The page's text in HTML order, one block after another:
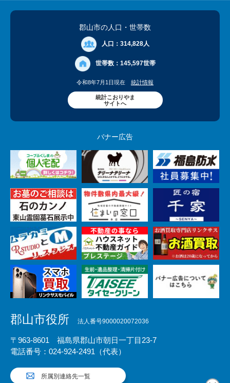
郡山市の人口 ・世帯数
人口： 314,828人
世帯数： 145,597世帯
令和8年7月1日現在 統計情報
統計こおりやま
サイトへ
バナー広告
郡山市役所 法人番号9000020072036
〒963-8601 福島県郡山市朝日一丁目23-7
電話番号：024-924-2491（代表）
所属別連絡先一覧